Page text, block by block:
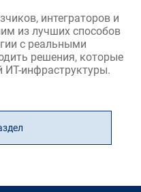
интеграторов и
из лучших способов
с реальными
решения, которые
ИТ-инфраструктуры.